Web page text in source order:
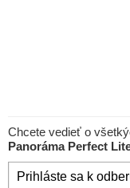
Chcete vedieť o
Panoráma Perfect
Prihláste sa k